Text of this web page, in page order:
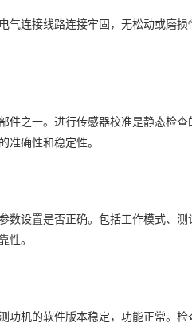
气连接线路连接牢固，无松动或磨
件之一。进行传感器校准是静态检
准确性和稳定性。
数设置是否正确。包括工作模式、
性。
功机的软件版本稳定，功能正常。